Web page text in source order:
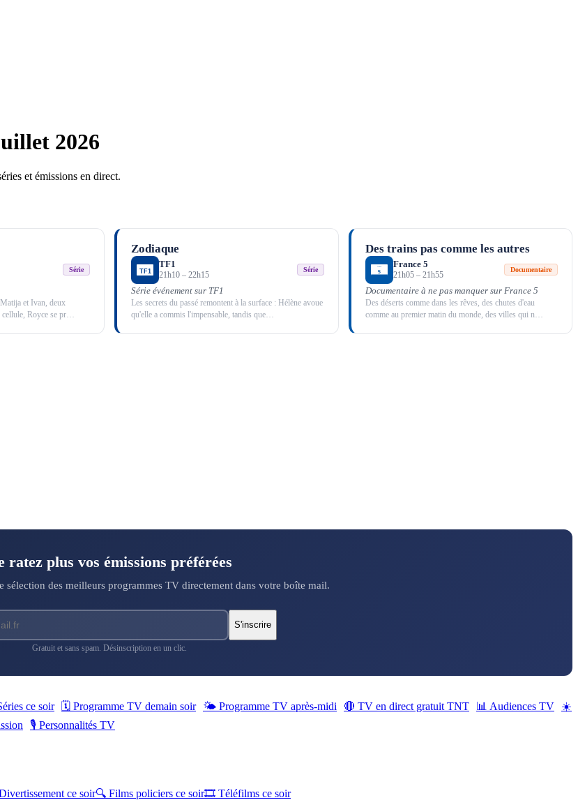
2026
et émissions en direct.
Série
et Ivan, deux
Royce se pr…
Zodiaque
TF1
21h10 – 22h15
Série
Série événement sur TF1
Les secrets du passé remontent à la surface : Hélène avoue
qu'elle a commis l'impensable, tandis que…
Des trains pas comme les autres
France 5
21h05– 21h55
Documentaire
Documentaire à ne pas manquer sur France 5
Des déserts comme dans les rêves, des chutes d'eau
comme au premier matin du monde, des villes qui n…
ratez plus vos émissions préférées
sélection des meilleurs programmes TV directement dans votre boîte mail.
S'inscrire
Gratuit et sans spam. Désinscription en un clic.
ce soir 🗓 Programme TV demain soir 🌤 Programme TV après-midi 🔴 TV en direct gratuit TNT 📊 Audiences TV
☀️
🎙️ Personnalités TV
ce soir🔍 Films policiers ce soir🎞 Téléfilms ce soir